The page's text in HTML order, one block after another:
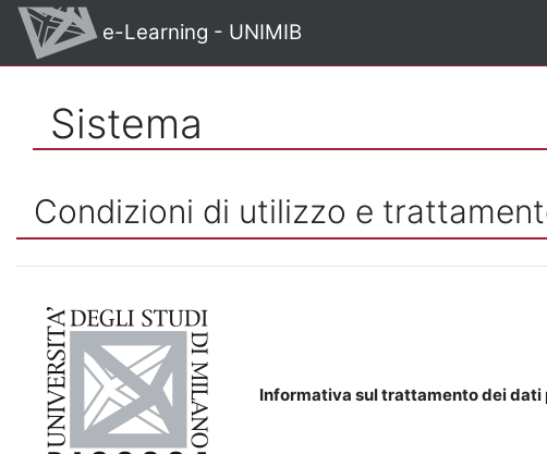
Vai al contenuto principale
e-Learning - UNIMIB
Sistema
Condizioni di utilizzo e
Informativa sul trattamento dei dati